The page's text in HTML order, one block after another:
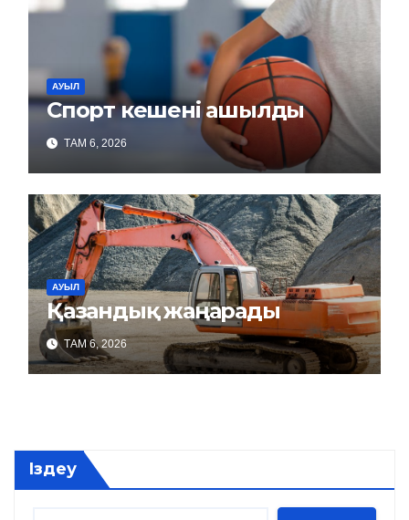
АУЫЛ
Спорт кешені ашылды
ТАМ 6, 2026
АУЫЛ
Қазандық жаңарады
ТАМ 6, 2026
Іздеу